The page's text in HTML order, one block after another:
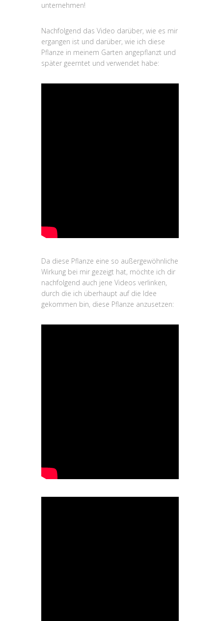
unternehmen!
Nachfolgend das Video darüber, wie es mir
ergangen ist und darüber, wie ich diese
Pflanze in meinem Garten angepflanzt und
später geerntet und verwendet habe:
Da diese Pflanze eine so außergewöhnliche
Wirkung bei mir gezeigt hat, möchte ich dir
nachfolgend auch jene Videos verlinken,
durch die ich überhaupt auf die Idee
gekommen bin, diese Pflanze anzusetzen: